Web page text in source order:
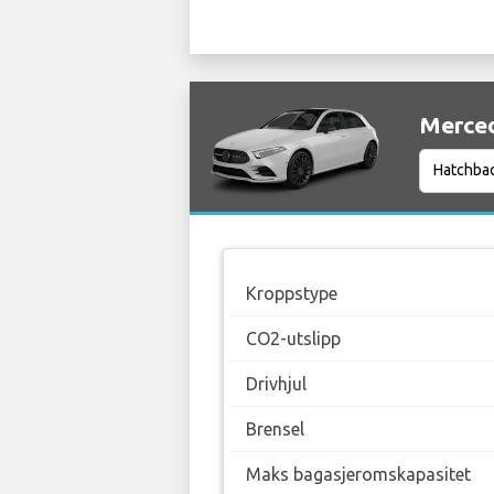
Kroppstype
CO2-utslipp
Drivhjul
Brensel
Maks bagasjeromskapasitet